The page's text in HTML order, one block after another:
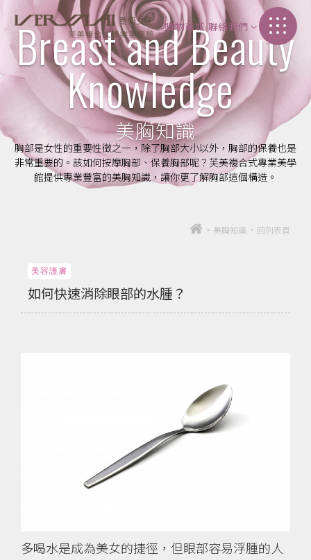
購物商城 聯絡我們
加盟介紹
聯絡我們
Breast and Beauty
Knowledge
美胸知識
胸部是女性的重要性徵之一，除了胸部大小以外，胸部的保養也是
非常重要的。該如何按摩胸部、保養胸部呢？芙美複合式專業美學
館提供專業豐富的美胸知識，讓你更了解胸部這個構造。
> 美胸知識 > 回列表頁
美容護膚
如何快速消除眼部的水腫？
多喝水是成為美女的捷徑，但眼部容易浮腫的人